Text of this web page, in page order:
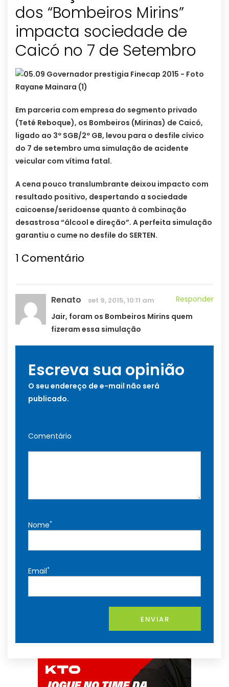
dos “Bombeiros Mirins”
impacta sociedade de
Caicó no 7 de Setembro
Em parceria com empresa do segmento privado
(Teté Reboque), os Bombeiros (Mirinas) de Caicó,
ligado ao 3º SGB/2º GB, levou para o desfile cívico
do 7 de setembro uma simulação de acidente
veicular com vítima fatal.
A cena pouco translumbrante deixou impacto com
resultado positivo, despertando a sociedade
caicoense/seridoense quanto à combinação
desastrosa “álcool e direção”. A perfeita simulação
garantiu o cume no desfile do SERTEN.
1 Comentário
Renato set 9, 2015, 10:11 am
Responder
Jair, foram os Bombeiros Mirins quem
fizeram essa simulação
Escreva sua opinião
O seu endereço de e-mail não será
publicado.
Comentário
Nome*
Email*
ENVIAR